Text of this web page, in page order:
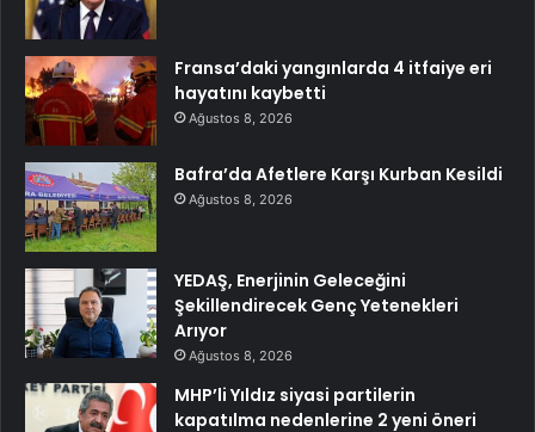
Fransa’daki yangınlarda 4 itfaiye eri
hayatını kaybetti
Ağustos 8, 2026
Bafra’da Afetlere Karşı Kurban Kesildi
Ağustos 8, 2026
YEDAŞ, Enerjinin Geleceğini
Şekillendirecek Genç Yetenekleri
Arıyor
Ağustos 8, 2026
MHP’li Yıldız siyasi partilerin
kapatılma nedenlerine 2 yeni öneri